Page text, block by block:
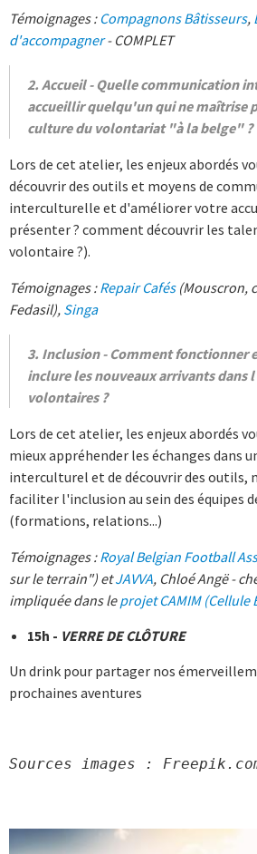
Témoignages : Compagnons Bâtisseurs,
d'accompagner- COMPLET
2. Accueil - Quelle communication
accueillir quelqu'un qui ne maîtrise
culture du volontariat "à la belge" ?
Lors de cet atelier, les enjeux abordés
découvrir des outils et moyens de
interculturelle et d'améliorer votre
présenter ? comment découvrir les
volontaire ?).
Témoignages :Repair Cafés(Mouscron,
Fedasil), Singa
3. Inclusion - Comment fonctionner
inclure les nouveaux arrivants dans
volontaires ?
Lors de cet atelier, les enjeux abordés
mieux appréhender les échanges dans
interculturel et de découvrir des outils,
faciliter l'inclusion au sein des équipes
(formations, relations...)
Témoignages :Royal Belgian Football
sur le terrain") etJAVVA, Chloé Angë -
impliquée dans leprojet CAMIM (Cellule
15h - VERRE DE CLÔTURE
Un drink pour partager nos
prochaines aventures
Sources images :